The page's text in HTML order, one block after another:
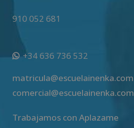
910 052 681
+34 636 736 532
matricula@escuelainenka.com
comercial@escuelainenka.com
Trabajamos con Aplazame